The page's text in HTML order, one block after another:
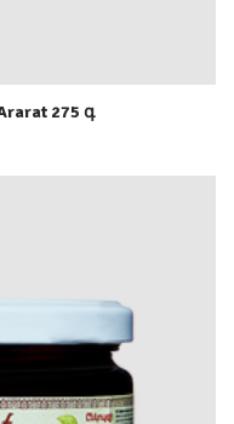
275 գ